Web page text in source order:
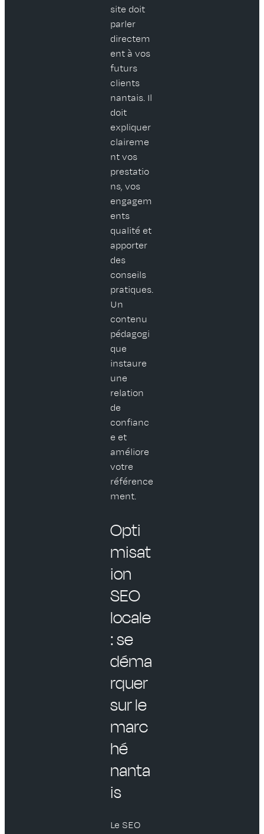
site doit
parler
directem
ent à vos
futurs
clients
nantais. Il
doit
expliquer
claireme
nt vos
prestatio
ns, vos
engagem
ents
qualité et
apporter
des
conseils
pratiques.
Un
contenu
pédagogi
que
instaure
une
relation
de
confianc
e et
améliore
votre
référence
ment.
Opti
misat
ion
SEO
locale
: se
déma
rquer
sur le
marc
hé
nanta
is
Le SEO